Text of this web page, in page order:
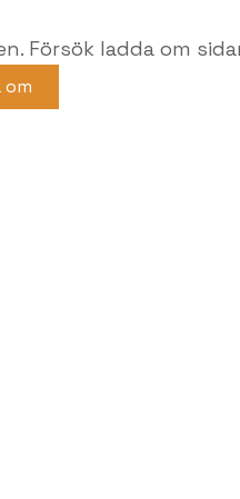
Försök ladda om
om